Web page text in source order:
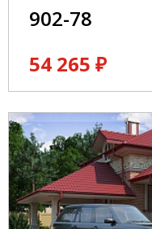
902-78
54 265 ₽